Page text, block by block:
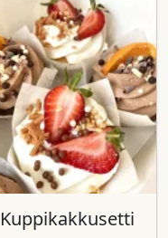
Kuppikakkusetti